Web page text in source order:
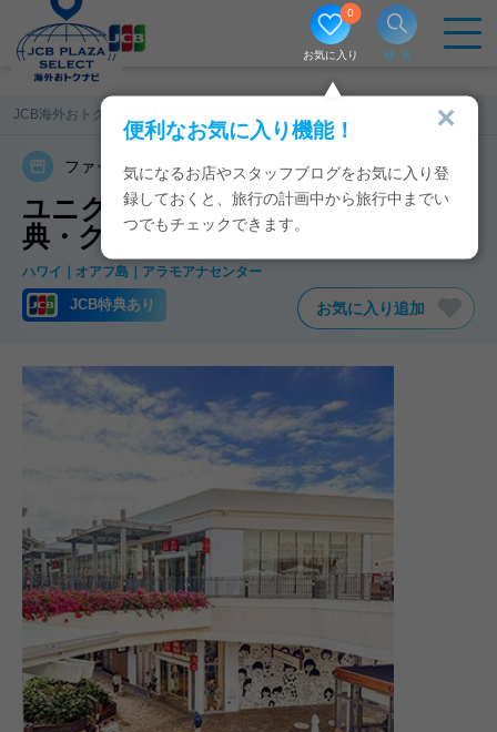
お気に入り
0
便利なお気に入り機能！
気になるお店やスタッフブログをお気に入り登
録しておくと、旅行の計画中から旅行中までい
つでもチェックできます。
検索
JCB海外おトクナビ
ファッション カジュアルウエア
ユニクロ・アラモアナのJCB特
典・クーポン
ハワイ オアフ島 アラモアナセンター
JCB特典あり お気に入り追加